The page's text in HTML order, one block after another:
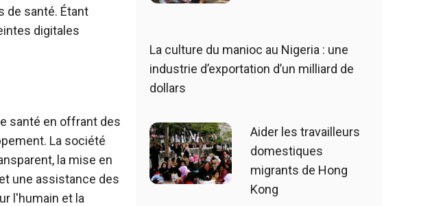
de santé. Étant
digitales
santé en offrant des
La société
la mise en
une assistance des
l'humain et la
La culture du manioc au Nigeria : une
industrie d’exportation d’un milliard de
dollars
Aider les travailleurs
domestiques
migrants de Hong
Kong